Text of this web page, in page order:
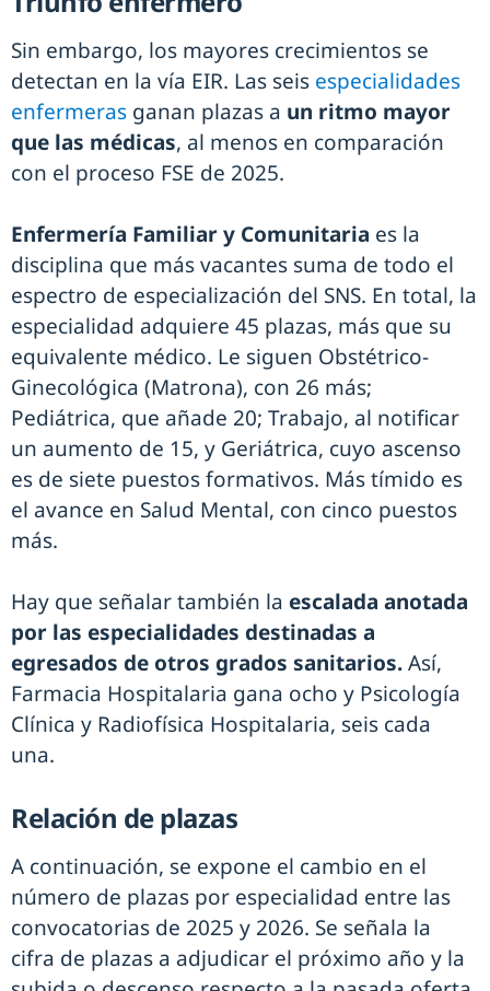
Sin embargo, los mayores crecimientos se
detectan en la vía EIR. Las seis especialidades
enfermeras ganan plazas a un ritmo mayor
que las médicas, al menos en comparación
con el proceso FSE de 2025.
Enfermería Familiar y Comunitaria es la
disciplina que más vacantes suma de todo el
espectro de especialización del SNS. En total, la
especialidad adquiere 45 plazas, más que su
equivalente médico. Le siguen Obstétrico-
Ginecológica (Matrona), con 26 más;
Pediátrica, que añade 20; Trabajo, al notificar
un aumento de 15, y Geriátrica, cuyo ascenso
es de siete puestos formativos. Más tímido es
el avance en Salud Mental, con cinco puestos
más.
Hay que señalar también la escalada anotada
por las especialidades destinadas a
egresados de otros grados sanitarios.Así,
Farmacia Hospitalaria gana ocho y Psicología
Clínica y Radiofísica Hospitalaria, seis cada
una.
Relación de plazas
A continuación, se expone el cambio en el
número de plazas por especialidad entre las
convocatorias de 2025 y 2026. Se señala la
cifra de plazas a adjudicar el próximo año y la